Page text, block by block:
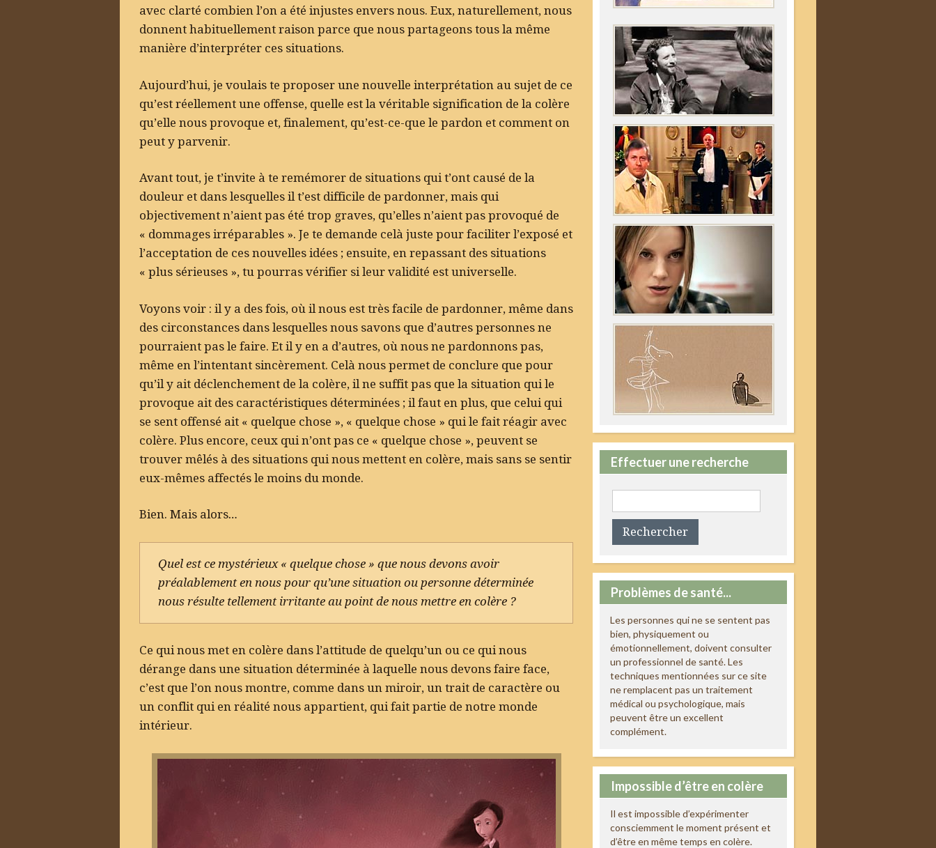
avec clarté combien l’on a été injustes envers nous. Eux, naturellement, nous
donnent habituellement raison parce que nous partageons tous la même
manière d’interpréter ces situations.
Aujourd’hui, je voulais te proposer une nouvelle interprétation au sujet de ce
qu’est réellement une offense, quelle est la véritable signification de la colère
qu’elle nous provoque et, finalement, qu’est-ce-que le pardon et comment on
peut y parvenir.
Avant tout, je t’invite à te remémorer de situations qui t’ont causé de la
douleur et dans lesquelles il t’est difficile de pardonner, mais qui
objectivement n’aient pas été trop graves, qu’elles n’aient pas provoqué de
« dommages irréparables ». Je te demande celà juste pour faciliter l’exposé et
l’acceptation de ces nouvelles idées ; ensuite, en repassant des situations
« plus sérieuses », tu pourras vérifier si leur validité est universelle.
Voyons voir : il y a des fois, où il nous est très facile de pardonner, même dans
des circonstances dans lesquelles nous savons que d’autres personnes ne
pourraient pas le faire. Et il y en a d’autres, où nous ne pardonnons pas,
même en l’intentant sincèrement. Celà nous permet de conclure que pour
qu’il y ait déclenchement de la colère, il ne suffit pas que la situation qui le
provoque ait des caractéristiques déterminées ; il faut en plus, que celui qui
se sent offensé ait « quelque chose », « quelque chose » qui le fait réagir avec
colère. Plus encore, ceux qui n’ont pas ce « quelque chose », peuvent se
trouver mêlés à des situations qui nous mettent en colère, mais sans se sentir
eux-mêmes affectés le moins du monde.
Bien. Mais alors…
Quel est ce mystérieux « quelque chose » que nous devons avoir
préalablement en nous pour qu’une situation ou personne déterminée
nous résulte tellement irritante au point de nous mettre en colère ?
Ce qui nous met en colère dans l’attitude de quelqu’un ou ce qui nous
dérange dans une situation déterminée à laquelle nous devons faire face,
c’est que l’on nous montre, comme dans un miroir, un trait de caractère ou
un conflit qui en réalité nous appartient, qui fait partie de notre monde
intérieur.
Effectuer une recherche
Rechercher :
Problèmes de santé...
Les personnes qui ne se sentent pas
bien, physiquement ou
émotionnellement, doivent consulter
un professionnel de santé. Les
techniques mentionnées sur ce site
ne remplacent pas un traitement
médical ou psychologique, mais
peuvent être un excellent
complément.
Impossible d’être en colère
Il est impossible d’expérimenter
consciemment le moment présent et
d’être en même temps en colère.